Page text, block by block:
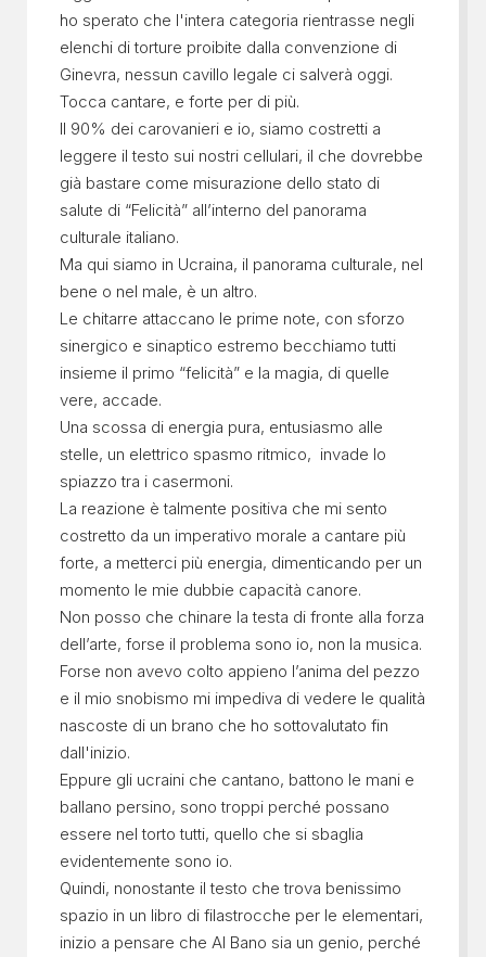
ho sperato che l'intera categoria rientrasse negli
elenchi di torture proibite dalla convenzione di
Ginevra, nessun cavillo legale ci salverà oggi.
Tocca cantare, e forte per di più.
Il 90% dei carovanieri e io, siamo costretti a
leggere il testo sui nostri cellulari, il che dovrebbe
già bastare come misurazione dello stato di
salute di “Felicità” all’interno del panorama
culturale italiano.
Ma qui siamo in Ucraina, il panorama culturale, nel
bene o nel male, è un altro.
Le chitarre attaccano le prime note, con sforzo
sinergico e sinaptico estremo becchiamo tutti
insieme il primo “felicità” e la magia, di quelle
vere, accade.
Una scossa di energia pura, entusiasmo alle
stelle, un elettrico spasmo ritmico, invade lo
spiazzo tra i casermoni.
La reazione è talmente positiva che mi sento
costretto da un imperativo morale a cantare più
forte, a metterci più energia, dimenticando per un
momento le mie dubbie capacità canore.
Non posso che chinare la testa di fronte alla forza
dell’arte, forse il problema sono io, non la musica.
Forse non avevo colto appieno l’anima del pezzo
e il mio snobismo mi impediva di vedere le qualità
nascoste di un brano che ho sottovalutato fin
dall'inizio.
Eppure gli ucraini che cantano, battono le mani e
ballano persino, sono troppi perché possano
essere nel torto tutti, quello che si sbaglia
evidentemente sono io.
Quindi, nonostante il testo che trova benissimo
spazio in un libro di filastrocche per le elementari,
inizio a pensare che Al Bano sia un genio, perché